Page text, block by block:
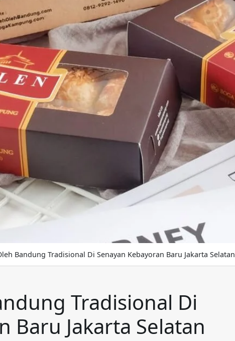
Bandung Tradisional Di Senayan Kebayoran Baru Jakarta Selatan
Tradisional Di
Baru Jakarta Selatan